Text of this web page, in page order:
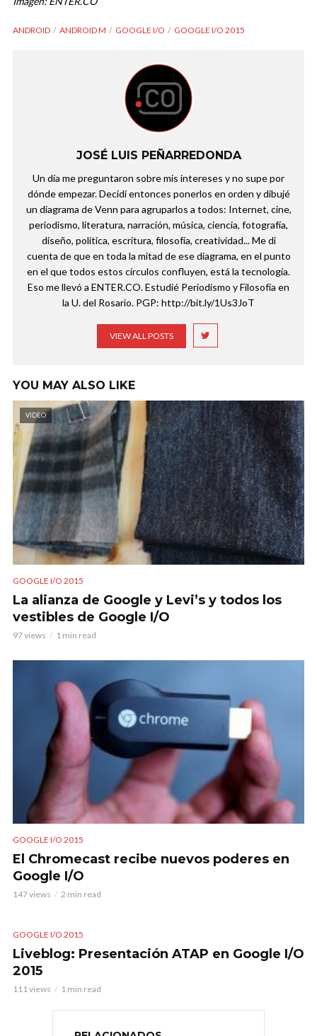
ANDROID ANDROID M GOOGLE I/O GOOGLE I/O 2015
JOSÉ LUIS PEÑARREDONDA
Un día me preguntaron sobre mis intereses y no supe por
dónde empezar. Decidí entonces ponerlos en orden y dibujé
un diagrama de Venn para agruparlos a todos: Internet, cine,
periodismo, literatura, narración, música, ciencia, fotografía,
diseño, política, escritura, filosofía, creatividad... Me di
cuenta de que en toda la mitad de ese diagrama, en el punto
en el que todos estos círculos confluyen, está la tecnología.
Eso me llevó a ENTER.CO. Estudié Periodismo y Filosofía en
la U. del Rosario. PGP: http://bit.ly/1Us3JoT
VIEW ALL POSTS
YOU MAY ALSO LIKE
VIDEO
GOOGLE I/O 2015
La alianza de Google y Levi’s y todos los
vestibles de Google I/O
97 views 1 min read
GOOGLE I/O 2015
El Chromecast recibe nuevos poderes en
Google I/O
147 views 2 min read
VIDEO
GOOGLE I/O 2015
Liveblog: Presentación ATAP en Google I/O
2015
111 views 1 min read